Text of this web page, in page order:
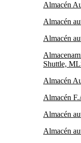
Almacén
Almacén
Almacén
Shuttle,
Almacén
Almacén
Almacén
Almacén